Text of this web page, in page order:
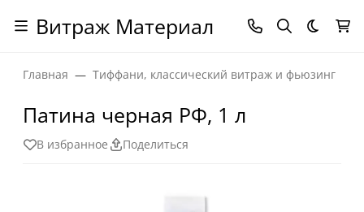
Витраж Материал Темная
Главная Тиффани, классический витраж и фьюзинг
Патина черная РФ, 1 л
В избранное Поделиться